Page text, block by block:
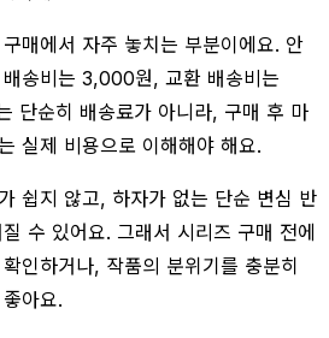
매에서 자주 놓치는 부분이에요. 안
송비는 3,000원, 교환 배송비는
단순히 배송료가 아니라, 구매 후 마
실제 비용으로 이해해야 해요.
쉽지 않고, 하자가 없는 단순 변심 반
수 있어요. 그래서 시리즈 구매 전에
인하거나, 작품의 분위기를 충분히
아요.